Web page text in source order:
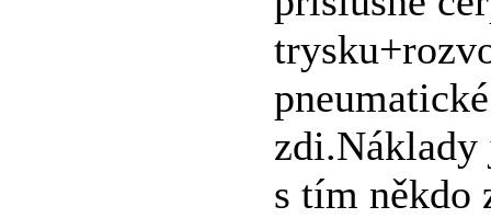
zdi.Náklady
s tím někdo